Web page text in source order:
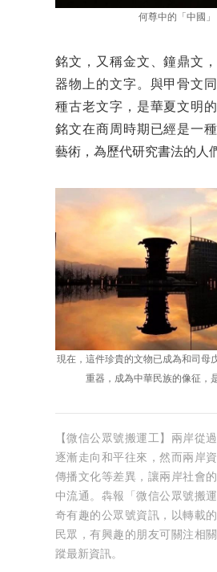
何尊中的「中國」
銘文，又稱金文、鐘鼎文
器物上的文字。與甲骨文
種古老文字，是華夏文明
銘文在商周時期已經是一
藝術，為歷代研究書法的人
現在，這件珍貴的文物已成為和司母
重器，成為中華民族的像征，
【微信公眾號搬運工】兩岸從
逐漸走向和平往來，然而兩岸
傳播文化等差異，讓兩岸社會
中流通。犇報「微信公眾號搬
奇有趣的公眾號資訊，以轉載
民眾，有興趣的朋友可關注相
蹤最新資訊。